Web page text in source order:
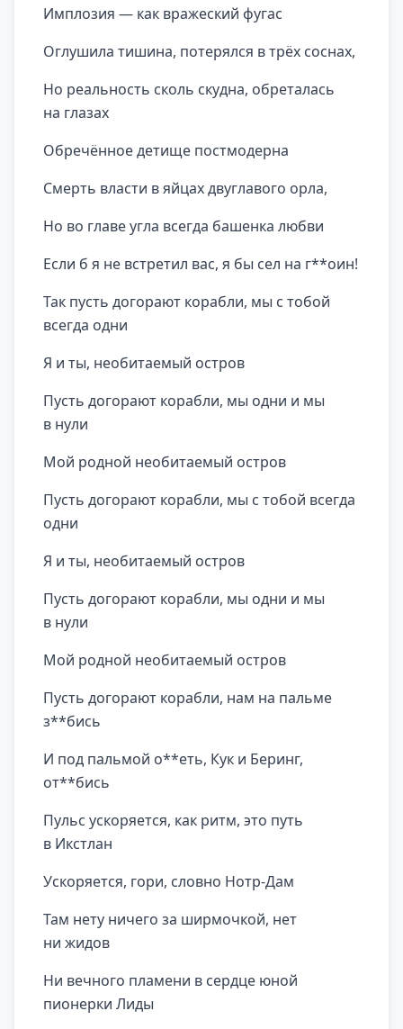
Имплозия — как вражеский фугас
Оглушила тишина, потерялся в трёх соснах,
Но реальность сколь скудна, обреталась
на глазах
Обречённое детище постмодерна
Смерть власти в яйцах двуглавого орла,
Но во главе угла всегда башенка любви
Если б я не встретил вас, я бы сел на г**оин!
Так пусть догорают корабли, мы с тобой
всегда одни
Я и ты, необитаемый остров
Пусть догорают корабли, мы одни и мы
в нули
Мой родной необитаемый остров
Пусть догорают корабли, мы с тобой всегда
одни
Я и ты, необитаемый остров
Пусть догорают корабли, мы одни и мы
в нули
Мой родной необитаемый остров
Пусть догорают корабли, нам на пальме
з**бись
И под пальмой о**еть, Кук и Беринг,
от**бись
Пульс ускоряется, как ритм, это путь
в Икстлан
Ускоряется, гори, словно Нотр-Дам
Там нету ничего за ширмочкой, нет
ни жидов
Ни вечного пламени в сердце юной
пионерки Лиды